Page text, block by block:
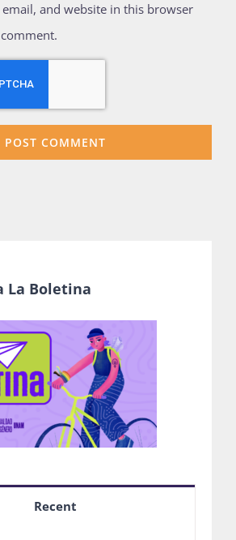
email, and website in this browser
La Boletina
Recent